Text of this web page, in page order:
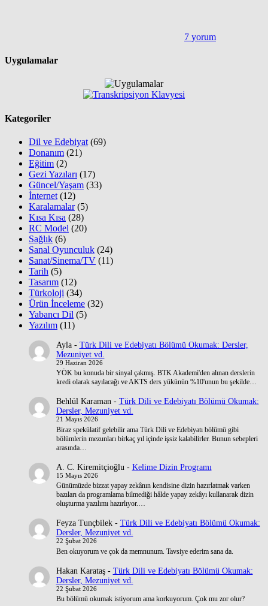
7 yorum
Uygulamalar
Kategoriler
Dil ve Edebiyat (69)
Donanım (21)
Eğitim (2)
Gezi Yazıları (17)
Güncel/Yaşam (33)
İnternet (12)
Karalamalar(5)
Kısa Kısa (28)
RC Model (20)
Sağlık (6)
Sanal Oyunculuk (24)
Sanat/Sinema/TV (11)
Tarih (5)
Tasarım (12)
Türkoloji (34)
Ürün İnceleme (32)
Yabancı Dil (5)
Yazılım (11)
Ayla- Türk Dili ve Edebiyatı Bölümü Okumak: Dersler,
Mezuniyet vd.
29 Haziran 2026
YÖK bu konuda bir sinyal çakmış. BTK Akademi'den alınan derslerin
kredi olarak sayılacağı ve AKTS ders yükünün %10'unun bu şekilde…
Behlül Karaman- Türk Dili ve Edebiyatı Bölümü Okumak:
Dersler, Mezuniyet vd.
21 Mayıs 2026
Biraz spekülatif gelebilir ama Türk Dili ve Edebiyatı bölümü gibi
bölümlerin mezunları birkaç yıl içinde işsiz kalabilirler. Bunun sebepleri
arasında…
A. C. Kiremitçioğlu - Kelime Dizin Programı
15 Mayıs 2026
Günümüzde bizzat yapay zekânın kendisine dizin hazırlatmak varken
bazıları da programlama bilmediği hâlde yapay zekâyı kullanarak dizin
oluşturma yazılımı hazırlıyor.…
Feyza Tunçbilek- Türk Dili ve Edebiyatı Bölümü Okumak:
Dersler, Mezuniyet vd.
22 Şubat 2026
Ben okuyorum ve çok da memnunum. Tavsiye ederim sana da.
Hakan Karataş- Türk Dili ve Edebiyatı Bölümü Okumak:
Dersler, Mezuniyet vd.
22 Şubat 2026
Bu bölümü okumak istiyorum ama korkuyorum. Çok mu zor olur?